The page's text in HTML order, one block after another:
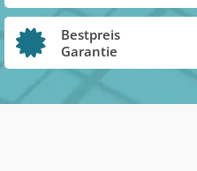
Bestpreis
Garantie